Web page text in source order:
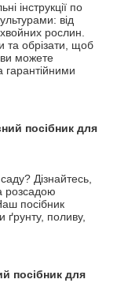
інструкції по
від
рослин.
та обрізати, щоб
можете
гарантійними
посібник для
Дізнайтесь,
розсадою
посібник
ґрунту, поливу,
посібник для